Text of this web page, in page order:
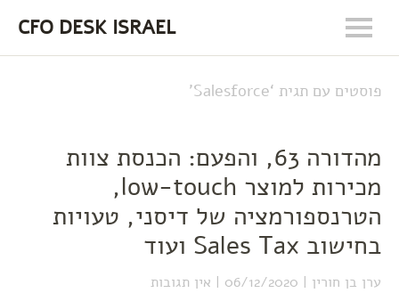
CFO DESK ISRAEL
פוסטים עם תגית ‘Salesforce
’
מהדורה 63, והפעם: הכנסת צוות
מכירות למוצר low-touch,
הטרנספורמציה של דיסני, טעויות
בחישוב Sales Tax ועוד
ערן בן חורין 06/12/2020 אין תגובות